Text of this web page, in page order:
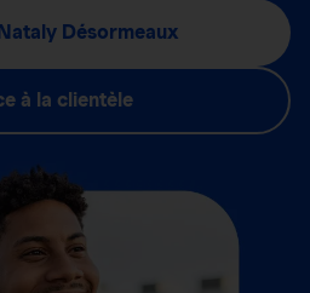
Désormeaux
à la clientèle